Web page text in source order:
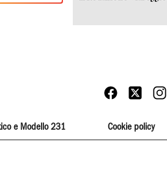
e Modello 231 Cookie policy